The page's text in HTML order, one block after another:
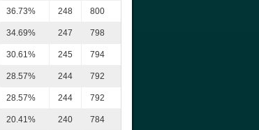
36.73% 248 800
34.69% 247 798
30.61% 245 794
28.57% 244 792
28.57% 244 792
20.41% 240 784